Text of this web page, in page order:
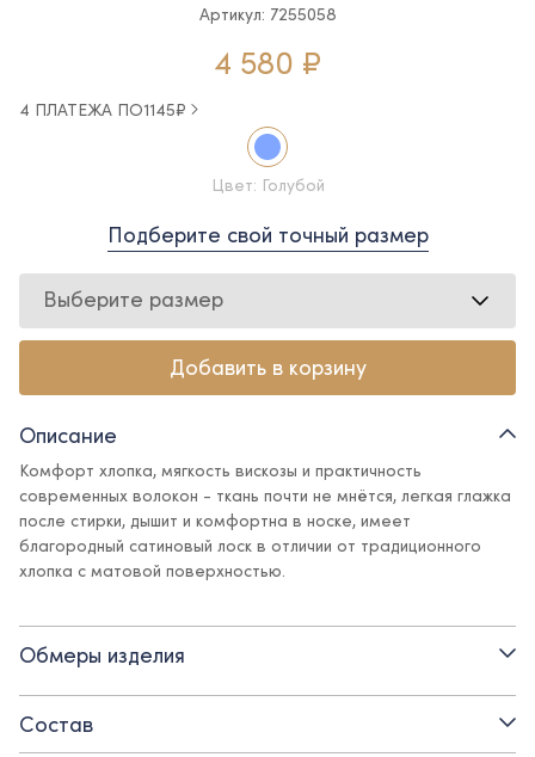
Артикул: 7255058
4 580 ₽
4 ПЛАТЕЖА ПО1145₽
Цвет: Голубой
Подберите свой точный размер
Выберите размер
Добавить в корзину
Описание
Комфорт хлопка, мягкость вискозы и практичность
современных волокон - ткань почти не мнётся, легкая глажка
после стирки, дышит и комфортна в носке, имеет
благородный сатиновый лоск в отличии от традиционного
хлопка с матовой поверхностью.
Блуза с акцентным воротником, украшенным кокетливой
рюшей – нарядный и элегантный предмет гардероба. Блуза
идеальна в сочетании с юбками и брюками, а также с
джинсами палаццо для создания более расслабленного, но
при этом очень женственного образа. Дизайн блузы
Обмеры изделия
Состав